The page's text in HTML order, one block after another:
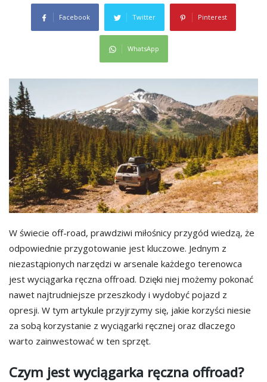
Facebook Twitter Pinterest
WhatsApp
W świecie off-road, prawdziwi miłośnicy przygód wiedzą, że
odpowiednie przygotowanie jest kluczowe. Jednym z
niezastąpionych narzędzi w arsenale każdego terenowca
jest wyciągarka ręczna offroad. Dzięki niej możemy pokonać
nawet najtrudniejsze przeszkody i wydobyć pojazd z
opresji. W tym artykule przyjrzymy się, jakie korzyści niesie
za sobą korzystanie z wyciągarki ręcznej oraz dlaczego
warto zainwestować w ten sprzęt.
Czym jest wyciągarka ręczna offroad?